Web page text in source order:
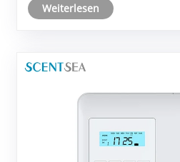
Duftmarketing.
Weiterlesen